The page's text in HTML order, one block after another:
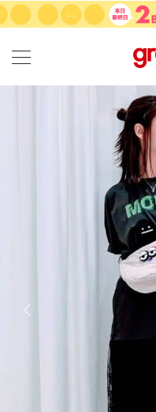
カテゴリーから探す
カテゴリ
サイズ